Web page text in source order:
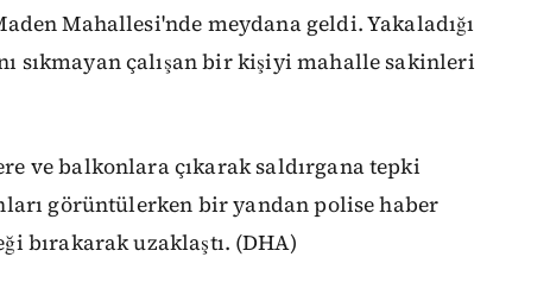
Mahallesi'nde meydana geldi. Yakaladığı
sıkmayan çalışan bir kişiyi mahalle sakinleri
ve balkonlara çıkarak saldırgana tepki
görüntülerken bir yandan polise haber
bırakarak uzaklaştı. (DHA)